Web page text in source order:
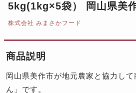
5kg(1kg×5袋） 岡山県美
株式会社 みまさかフード
商品説明
岡山県美作市が地元農家と協力して
ん」です。